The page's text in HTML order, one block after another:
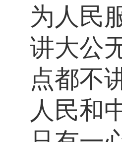
为人民
讲大公
点都不
人民和